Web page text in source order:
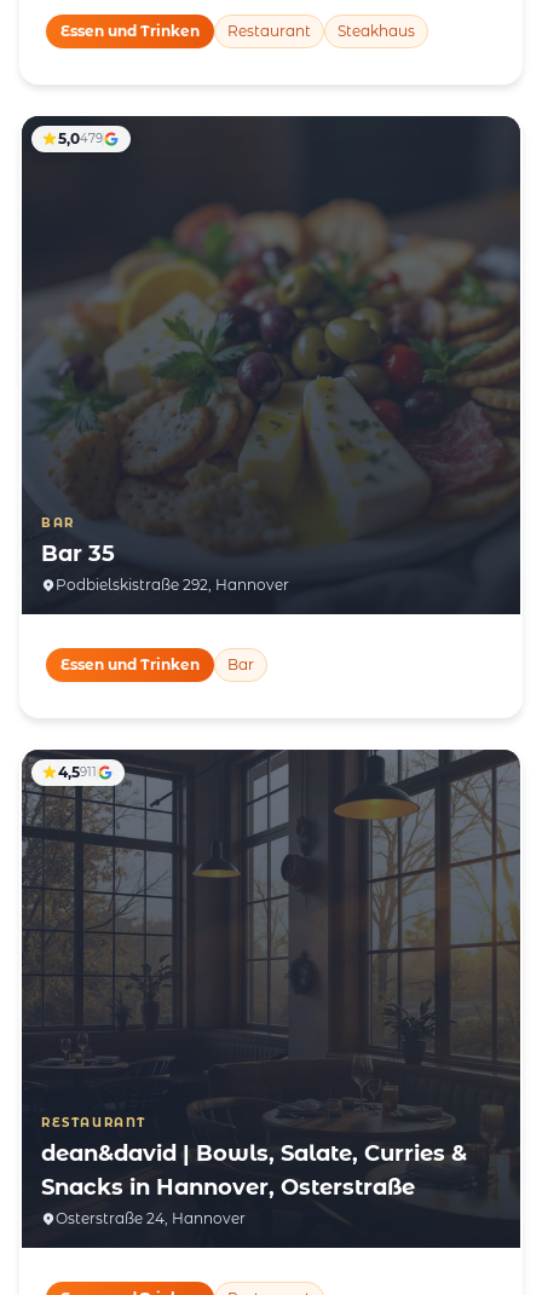
Essen und Trinken Restaurant Steakhaus
BAR
Bar 35
Podbielskistraße 292, Hannover
5,0479
Essen und Trinken Bar
RESTAURANT
dean&david | Bowls, Salate, Curries &
Snacks in Hannover, Osterstraße
Osterstraße 24, Hannover
4,5911